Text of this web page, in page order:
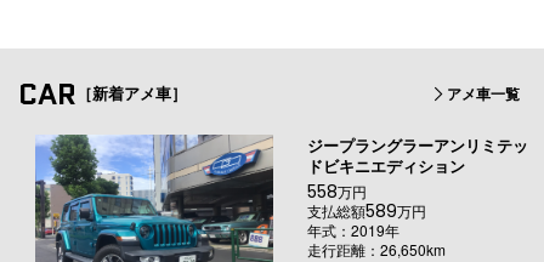
CAR ［新着アメ車］ アメ車一覧
ジープラングラーアンリミテッ
ドビキニエディション
558万円
支払総額589万円
年式：2019年
走行距離：26,650km